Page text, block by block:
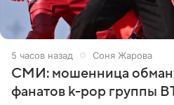
5 часов назад Соня Жарова
СМИ: мошенница
фанатов k-pop группы